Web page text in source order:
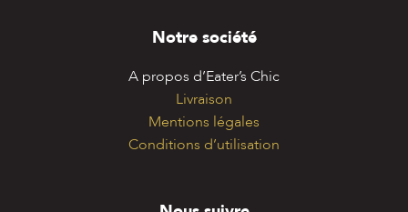
Notre société
A propos d’Eater’s Chic
Livraison
Mentions légales
Conditions d’utilisation